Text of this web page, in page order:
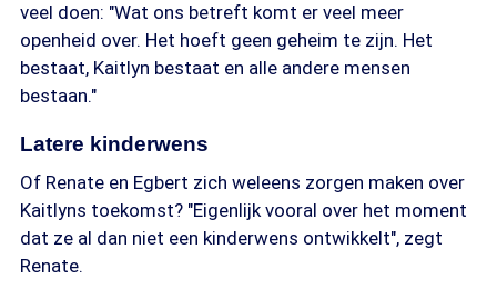
veel doen: "Wat ons betreft komt er veel meer
openheid over. Het hoeft geen geheim te zijn. Het
bestaat, Kaitlyn bestaat en alle andere mensen
bestaan."
Latere kinderwens
Of Renate en Egbert zich weleens zorgen maken over
Kaitlyns toekomst? "Eigenlijk vooral over het moment
dat ze al dan niet een kinderwens ontwikkelt", zegt
Renate.